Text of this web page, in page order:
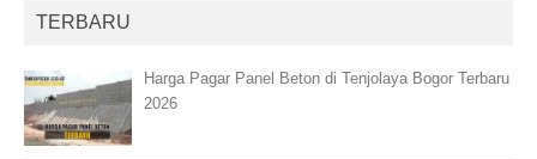
TERBARU
Harga Pagar Panel Beton di Tenjolaya Bogor Terbaru
2026